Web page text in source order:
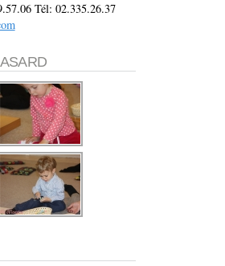
Tél: 02.335.26.37